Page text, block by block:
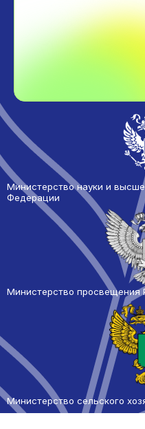
Министерство науки и
Федерации
Министерство просвещения
Министерство сельского